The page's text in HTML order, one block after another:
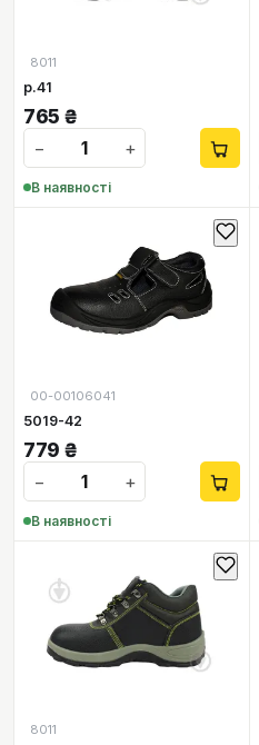
8011
р.41
765 ₴
−
+
В наявності
00-00106041
5019-42
779 ₴
−
+
В наявності
8011